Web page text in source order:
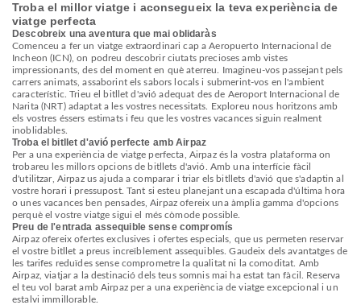
Troba el millor viatge i aconsegueix la teva experiència de
viatge perfecta
Descobreix una aventura que mai oblidaràs
Comenceu a fer un viatge extraordinari cap a Aeropuerto Internacional de
Incheon (ICN), on podreu descobrir ciutats precioses amb vistes
impressionants, des del moment en què aterreu. Imagineu-vos passejant pels
carrers animats, assaborint els sabors locals i submerint-vos en l'ambient
característic. Trieu el bitllet d'avió adequat des de Aeroport Internacional de
Narita (NRT) adaptat a les vostres necessitats. Exploreu nous horitzons amb
els vostres éssers estimats i feu que les vostres vacances siguin realment
inoblidables.
Troba el bitllet d'avió perfecte amb Airpaz
Per a una experiència de viatge perfecta, Airpaz és la vostra plataforma on
trobareu les millors opcions de bitllets d'avió. Amb una interfície fàcil
d'utilitzar, Airpaz us ajuda a comparar i triar els bitllets d'avió que s'adaptin al
vostre horari i pressupost. Tant si esteu planejant una escapada d'última hora
o unes vacances ben pensades, Airpaz ofereix una àmplia gamma d'opcions
perquè el vostre viatge sigui el més còmode possible.
Preu de l'entrada assequible sense compromís
Airpaz ofereix ofertes exclusives i ofertes especials, que us permeten reservar
el vostre bitllet a preus increïblement assequibles. Gaudeix dels avantatges de
les tarifes reduïdes sense comprometre la qualitat ni la comoditat. Amb
Airpaz, viatjar a la destinació dels teus somnis mai ha estat tan fàcil. Reserva
el teu vol barat amb Airpaz per a una experiència de viatge excepcional i un
estalvi immillorable.